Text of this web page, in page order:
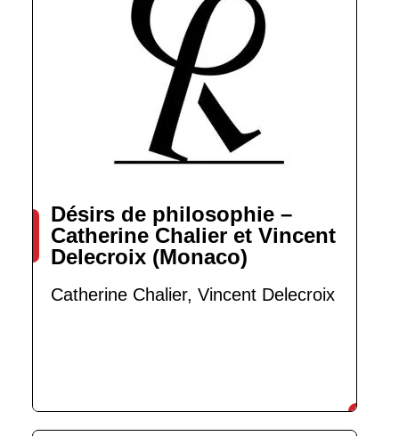
Désirs de philosophie –
Catherine Chalier et Vincent
Delecroix (Monaco)
Catherine Chalier, Vincent Delecroix